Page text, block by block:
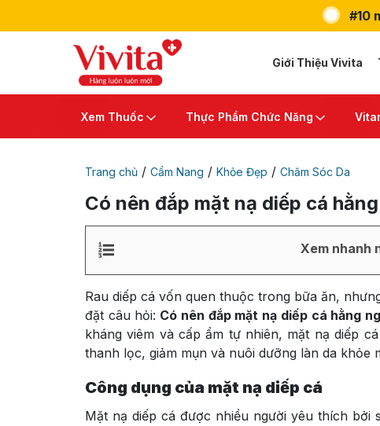
#10
Giới Thiệu Vivita
Xem Thuốc Thực Phẩm Chức Năng
Trang chủ / Cẩm Nang / Khỏe Đẹp / Chăm Sóc Da
Có nên đắp mặt nạ diếp cá
Xem nhanh
Rau diếp cá vốn quen thuộc trong bữa ăn,
đặt câu hỏi: Có nên đắp mặt nạ diếp cá hằng
kháng viêm và cấp ẩm tự nhiên, mặt nạ diếp
thanh lọc, giảm mụn và nuôi dưỡng làn da khỏe
Công dụng của mặt nạ diếp cá
Mặt nạ diếp cá được nhiều người yêu thích